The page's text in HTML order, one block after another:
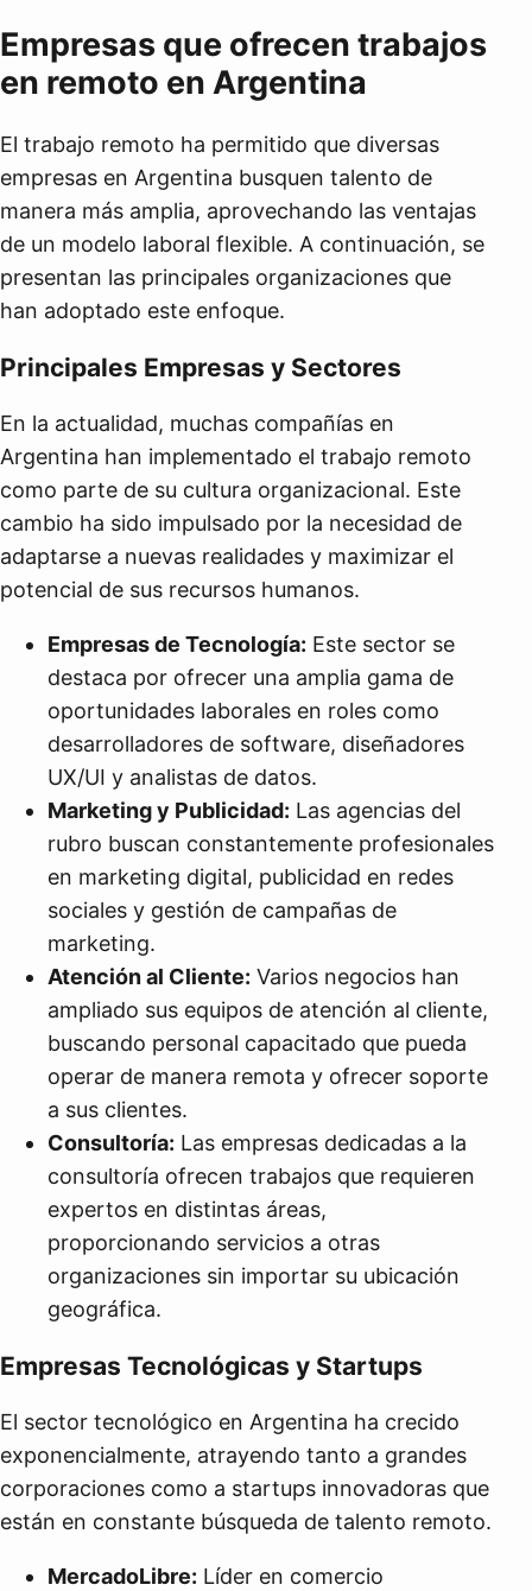
Empresas que ofrecen trabajos
en remoto en Argentina
El trabajo remoto ha permitido que diversas
empresas en Argentina busquen talento de
manera más amplia, aprovechando las ventajas
de un modelo laboral flexible. A continuación, se
presentan las principales organizaciones que
han adoptado este enfoque.
Principales Empresas y Sectores
En la actualidad, muchas compañías en
Argentina han implementado el trabajo remoto
como parte de su cultura organizacional. Este
cambio ha sido impulsado por la necesidad de
adaptarse a nuevas realidades y maximizar el
potencial de sus recursos humanos.
Empresas de Tecnología: Este sector se
destaca por ofrecer una amplia gama de
oportunidades laborales en roles como
desarrolladores de software, diseñadores
UX/UI y analistas de datos.
Marketing y Publicidad: Las agencias del
rubro buscan constantemente profesionales
en marketing digital, publicidad en redes
sociales y gestión de campañas de
marketing.
Atención al Cliente: Varios negocios han
ampliado sus equipos de atención al cliente,
buscando personal capacitado que pueda
operar de manera remota y ofrecer soporte
a sus clientes.
Consultoría: Las empresas dedicadas a la
consultoría ofrecen trabajos que requieren
expertos en distintas áreas,
proporcionando servicios a otras
organizaciones sin importar su ubicación
geográfica.
Empresas Tecnológicas y Startups
El sector tecnológico en Argentina ha crecido
exponencialmente, atrayendo tanto a grandes
corporaciones como a startups innovadoras que
están en constante búsqueda de talento remoto.
MercadoLibre: Líder en comercio